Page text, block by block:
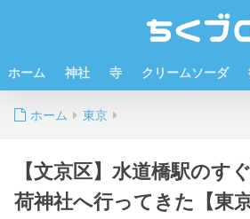
ホーム 神社 寺 クリームソーダ
ホーム 東京
【文京区】水道橋駅のす
荷神社へ行ってきた【東